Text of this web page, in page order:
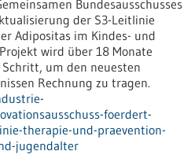
Bundesausschusses
der S3-​Leitlinie
Adipositas im Kindes-​ und
wird über 18 Monate
um den neuesten
Rechnung zu tragen.
foerdert-
therapie-und-praevention-
jugendalter